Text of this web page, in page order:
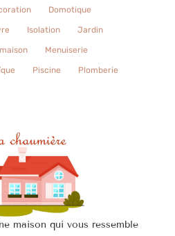
maison qui vous ressemble
Domotique
Isolation Jardin
Menuiserie
Piscine Plomberie